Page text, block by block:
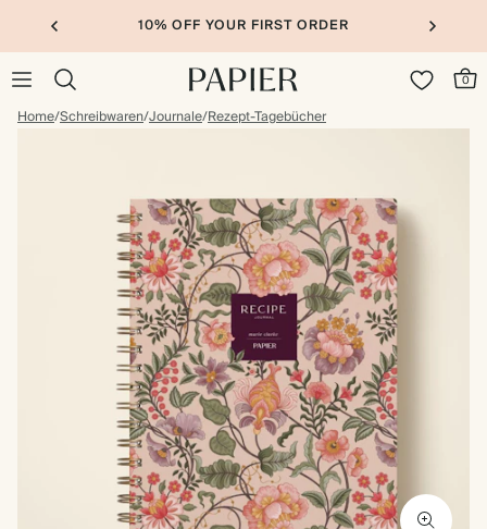
10% OFF YOUR FIRST ORDER
0
Home/Schreibwaren/Journale/Rezept-Tagebücher